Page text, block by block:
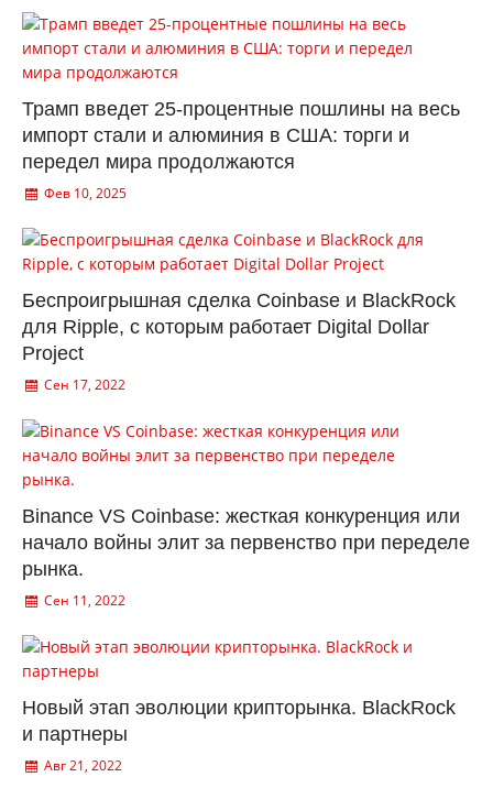
Трамп введет 25-процентные пошлины на весь
импорт стали и алюминия в США: торги и
передел мира продолжаются
Фев 10, 2025
Беспроигрышная сделка Coinbase и BlackRock
для Ripple, с которым работает Digital Dollar
Project
Сен 17, 2022
Binance VS Coinbase: жесткая конкуренция или
начало войны элит за первенство при переделе
рынка.
Сен 11, 2022
Новый этап эволюции крипторынка. BlackRock
и партнеры
Авг 21, 2022